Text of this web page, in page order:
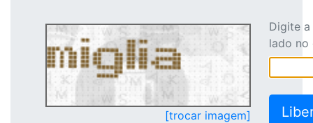
[trocar imagem]
Digite
lado no